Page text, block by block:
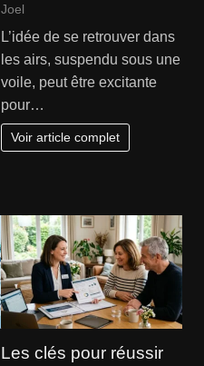
Joel
L’idée de se retrouver dans
les airs, suspendu sous une
voile, peut être excitante
pour…
Voir article complet
Les clés pour réussir